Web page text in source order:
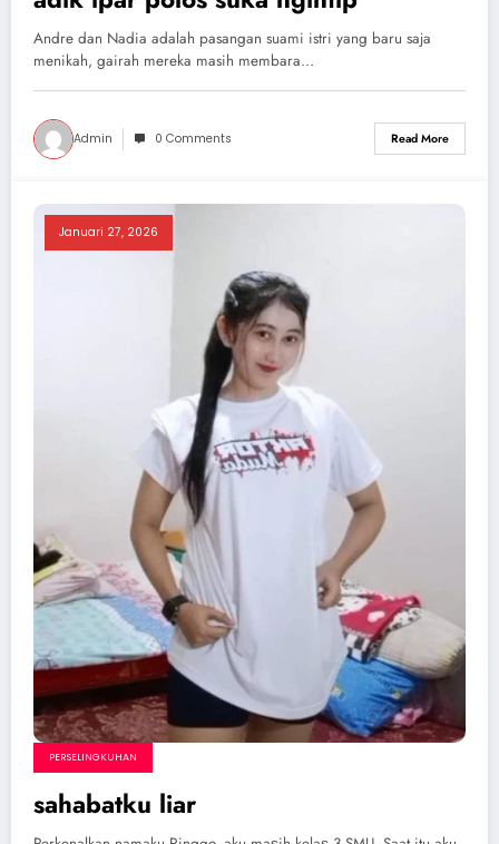
Andre dan Nadia adalah pasangan suami istri yang baru saja
menikah, gairah mereka masih membara…
Admin 0 Comments Read More
Januari 27, 2026
PERSELINGKUHAN
sahabatku liar